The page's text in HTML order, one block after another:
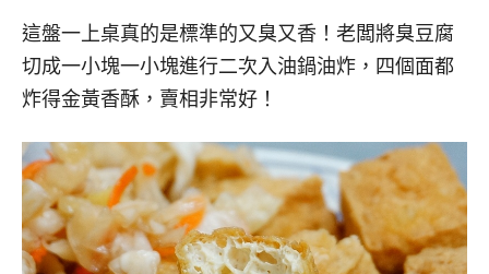
這盤一上桌真的是標準的又臭又香！老闆將臭豆腐
切成一小塊一小塊進行二次入油鍋油炸，四個面都
炸得金黃香酥，賣相非常好！